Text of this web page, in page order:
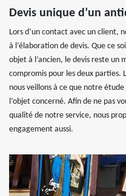
Devis unique d’un
Lors d’un contact avec un client,
à l’élaboration de devis. Que ce
objet à l’ancien, le devis reste un
compromis pour les deux parties.
nous veillons à ce que notre
l’objet concerné. Afin de ne pas
qualité de notre service, nous
engagement aussi.